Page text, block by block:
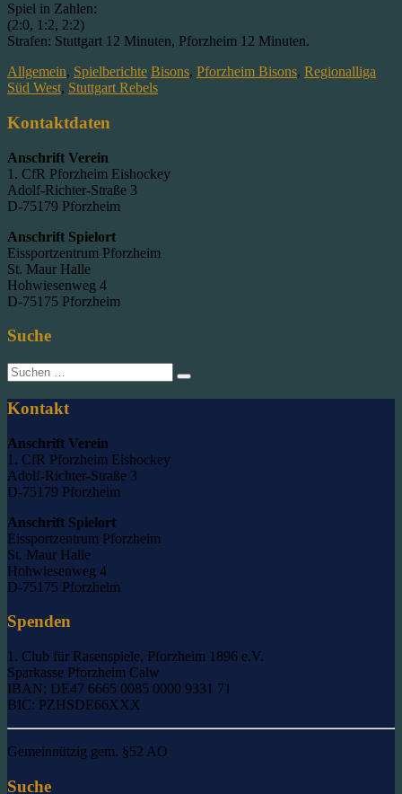
Spiel in Zahlen:
(2:0, 1:2, 2:2)
Strafen: Stuttgart 12 Minuten, Pforzheim 12 Minuten.
Allgemein, Spielberichte Bisons, Pforzheim Bisons, Regionalliga
Süd West, Stuttgart Rebels
Kontaktdaten
Anschrift Verein
1. CfR Pforzheim Eishockey
Adolf-Richter-Straße 3
D-75179 Pforzheim
Anschrift Spielort
Eissportzentrum Pforzheim
St. Maur Halle
Hohwiesenweg 4
D-75175 Pforzheim
Suche
Suche
nach:
Kontakt
Anschrift Verein
1. CfR Pforzheim Eishockey
Adolf-Richter-Straße 3
D-75179 Pforzheim
Anschrift Spielort
Eissportzentrum Pforzheim
St. Maur Halle
Hohwiesenweg 4
D-75175 Pforzheim
Spenden
1. Club für Rasenspiele, Pforzheim 1896 e.V.
Sparkasse Pforzheim Calw
IBAN: DE47 6665 0085 0000 9331 71
BIC: PZHSDE66XXX
Gemeinnützig gem. §52 AO
Suche